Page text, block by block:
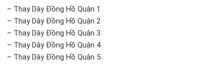
– Thay Dây Đồng Hồ Quận 1
– Thay Dây Đồng Hồ Quận 2
– Thay Dây Đồng Hồ Quận 3
– Thay Dây Đồng Hồ Quận 4
– Thay Dây Đồng Hồ Quận 5